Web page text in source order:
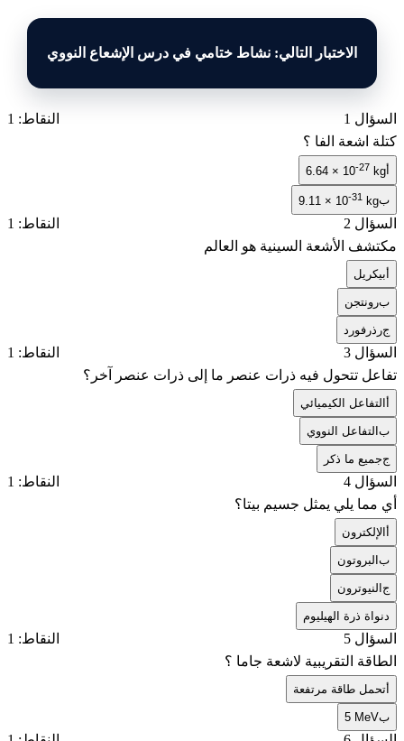
الاختبار التالي: نشاط ختامي في درس الإشعاع النووي
السؤال 1
النقاط: 1
كتلة اشعة الفا ؟
6.64 × 10-27 kg
ب 9.11 × 10-31 kg
السؤال 2
النقاط: 1
مكتشف الأشعة السينية هو العالم
بيكريل
برونتجن
جرذرفورد
السؤال 3
النقاط: 1
تفاعل تتحول فيه ذرات عنصر ما إلى ذرات عنصر آخر؟
التفاعل الكيميائي
بالتفاعل النووي
ججميع ما ذكر
السؤال 4
النقاط: 1
أي مما يلي يمثل جسيم بيتا؟
الإلكترون
بالبروتون
جالنيوترون
نواة ذرة الهيليوم
السؤال 5
النقاط: 1
الطاقة التقريبية لاشعة جاما ؟
تحمل طاقة مرتفعة
ب5 MeV